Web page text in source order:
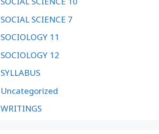
SOCIAL SCIENCE 7
SOCIOLOGY 11
SOCIOLOGY 12
SYLLABUS
Uncategorized
WRITINGS